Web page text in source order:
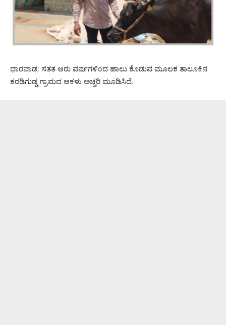
ಧಾರವಾಡ: ಸತತ ಆರು ವರ್ಷಗಳಿಂದ ಹಾಲು ಕೊಡುವ ಮೂಲಕ ತಾಲೂಕಿನ
ಕರಡಿಗುಡ್ಡ ಗ್ರಾಮದ ಆಕಳು ಅಚ್ಚರಿ ಮೂಡಿಸಿದೆ.